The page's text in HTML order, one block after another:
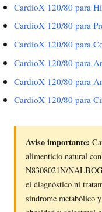
CardioX 120/80 para
CardioX 120/80 para
CardioX 120/80 para
CardioX 120/80 para
CardioX 120/80 para
CardioX 120/80 para
Aviso importante:
alimenticio natural
N8308021N/
el diagnóstico ni
síndrome metabólico